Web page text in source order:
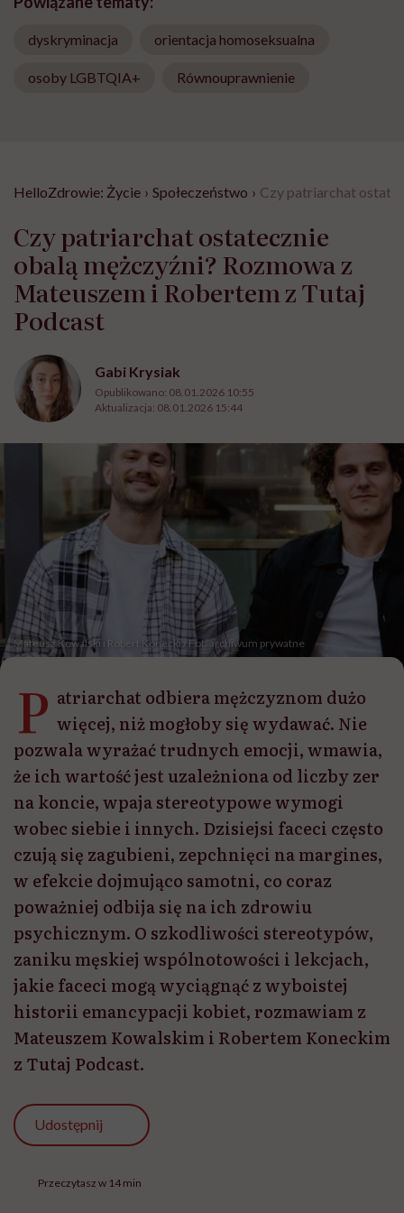
dyskryminacja orientacja homoseksualna
osoby LGBTQIA+ Równouprawnienie
HelloZdrowie: Życie › Społeczeństwo › Czy patriarchat
Czy patriarchat ostatecznie
obalą mężczyźni? Rozmowa z
Mateuszem i Robertem z Tutaj
Podcast
Gabi Krysiak
Opublikowano: 08.01.2026 10:55
Aktualizacja: 08.01.2026 15:44
Mateusz Kowalski i Robert Konecki / Fot. archiwum prywatne
P atriarchat odbiera mężczyznom dużo
więcej, niż mogłoby się wydawać. Nie
pozwala wyrażać trudnych emocji, wmawia,
że ich wartość jest uzależniona od liczby zer
na koncie, wpaja stereotypowe wymogi
wobec siebie i innych. Dzisiejsi faceci często
czują się zagubieni, zepchnięci na margines,
w efekcie dojmująco samotni, co coraz
poważniej odbija się na ich zdrowiu
psychicznym. O szkodliwości stereotypów,
zaniku męskiej wspólnotowości i lekcjach,
jakie faceci mogą wyciągnąć z wyboistej
historii emancypacji kobiet, rozmawiam z
Mateuszem Kowalskim i Robertem Koneckim
z Tutaj Podcast.
Udostępnij
Przeczytasz w 14 min